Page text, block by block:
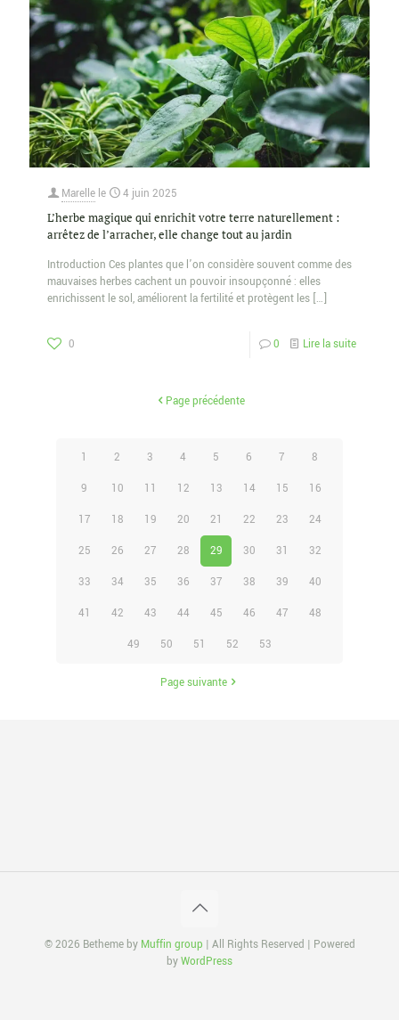
Marelle le 4 juin 2025
L’herbe magique qui enrichit votre terre naturellement :
arrêtez de l’arracher, elle change tout au jardin
Introduction Ces plantes que l’on considère souvent comme des
mauvaises herbes cachent un pouvoir insoupçonné : elles
enrichissent le sol, améliorent la fertilité et protègent les […]
0 0 Lire la suite
Page précédente
1 2 3 4 5 6 7 8
9 10 11 12 13 14 15 16
17 18 19 20 21 22 23 24
25 26 27 28 29 30 31 32
33 34 35 36 37 38 39 40
41 42 43 44 45 46 47 48
49 50 51 52 53
Page suivante
© 2026 Betheme by Muffin group | All Rights Reserved | Powered
byWordPress